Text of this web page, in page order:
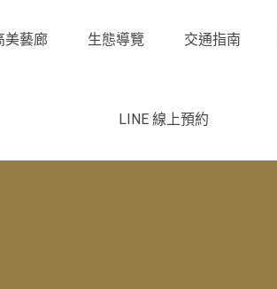
美藝廊 生態導覽 交通指南
LINE 線上預約